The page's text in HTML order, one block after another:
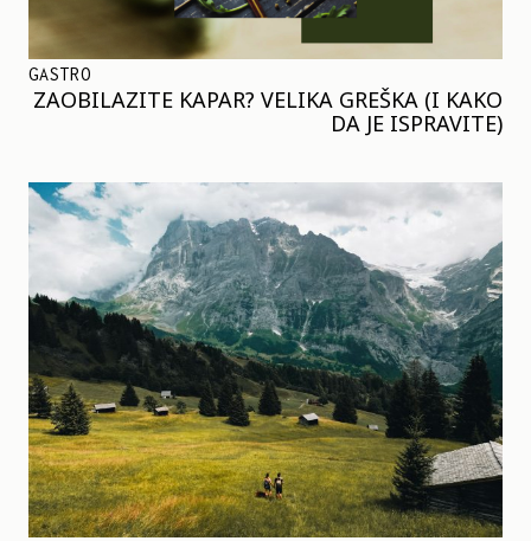
GASTRO
ZAOBILAZITE KAPAR? VELIKA GREŠKA (I KAKO
DA JE ISPRAVITE)